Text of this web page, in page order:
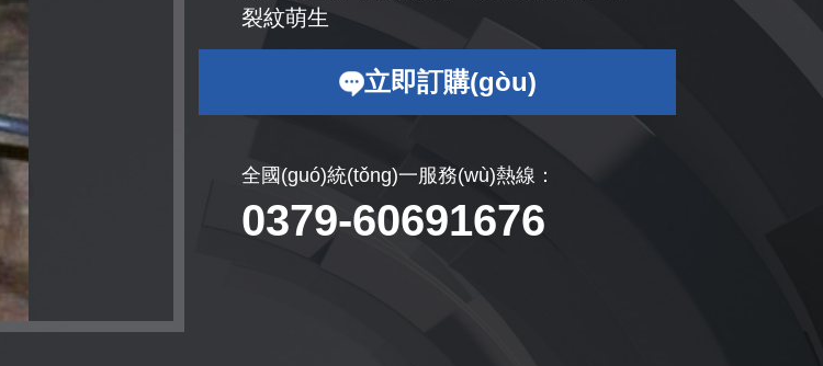
裂紋萌生
立即訂購(gòu)
全國(guó)統(tǒng)一服務(wù)熱線：
0379-60691676